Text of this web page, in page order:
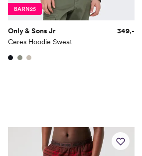
BARN25
Only & Sons Jr
Ceres Hoodie Sweat
349,-